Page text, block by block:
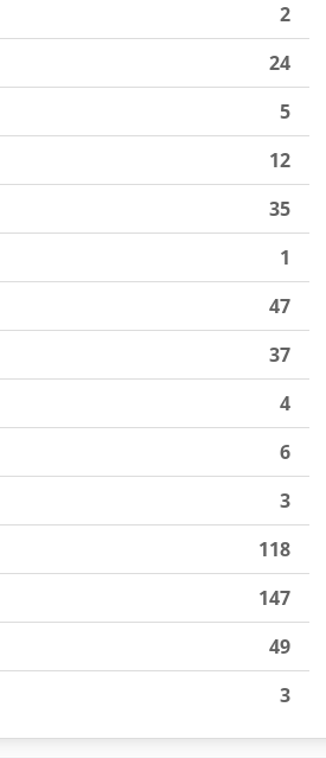
2
24
5
12
35
1
47
37
4
6
3
118
147
49
3